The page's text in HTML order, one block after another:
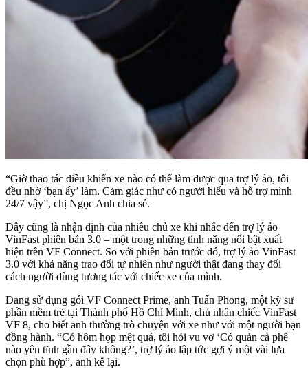
“Giờ thao tác điều khiển xe nào có thể làm được qua trợ lý ảo, tôi
đều nhờ ‘bạn ấy’ làm. Cảm giác như có người hiểu và hỗ trợ mình
24/7 vậy”, chị Ngọc Anh chia sẻ.
Đây cũng là nhận định của nhiều chủ xe khi nhắc đến trợ lý ảo
VinFast phiên bản 3.0 – một trong những tính năng nổi bật xuất
hiện trên VF Connect. So với phiên bản trước đó, trợ lý ảo VinFast
3.0 với khả năng trao đổi tự nhiên như người thật đang thay đổi
cách người dùng tương tác với chiếc xe của mình.
Đang sử dụng gói VF Connect Prime, anh Tuấn Phong, một kỹ sư
phần mềm trẻ tại Thành phố Hồ Chí Minh, chủ nhân chiếc VinFast
VF 8, cho biết anh thường trò chuyện với xe như với một người bạn
đồng hành. “Có hôm họp mệt quá, tôi hỏi vu vơ ‘Có quán cà phê
nào yên tĩnh gần đây không?’, trợ lý ảo lập tức gợi ý một vài lựa
chọn phù hợp”, anh kể lại.